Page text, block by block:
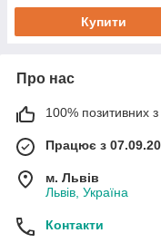
Купити
Про нас
100% позитивних з
Працює з
м. Львів
Львів, Україна
Контакти